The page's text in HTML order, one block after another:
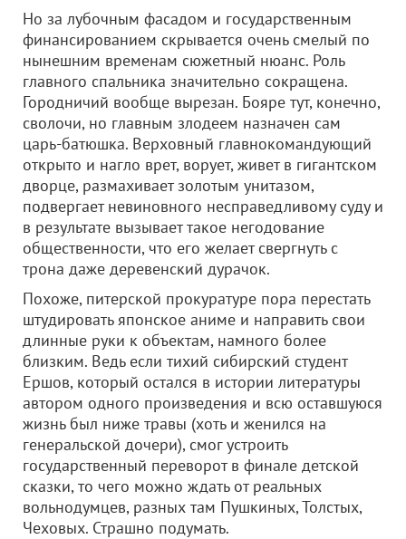
Но за лубочным фасадом и государственным
финансированием скрывается очень смелый по
нынешним временам сюжетный нюанс. Роль
главного спальника значительно сокращена.
Городничий вообще вырезан. Бояре тут, конечно,
сволочи, но главным злодеем назначен сам
царь-батюшка. Верховный главнокомандующий
открыто и нагло врет, ворует, живет в гигантском
дворце, размахивает золотым унитазом,
подвергает невиновного несправедливому суду и
в результате вызывает такое негодование
общественности, что его желает свергнуть с
трона даже деревенский дурачок.
Похоже, питерской прокуратуре пора перестать
штудировать японское аниме и направить свои
длинные руки к объектам, намного более
близким. Ведь если тихий сибирский студент
Ершов, который остался в истории литературы
автором одного произведения и всю оставшуюся
жизнь был ниже травы (хоть и женился на
генеральской дочери), смог устроить
государственный переворот в финале детской
сказки, то чего можно ждать от реальных
вольнодумцев, разных там Пушкиных, Толстых,
Чеховых. Страшно подумать.